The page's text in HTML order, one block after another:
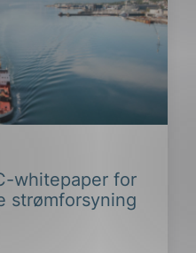
whitepaper for
strømforsyning